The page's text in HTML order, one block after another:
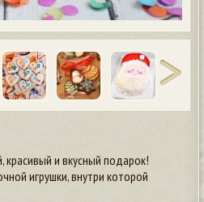
и вкусный подарок!
игрушки, внутри которой